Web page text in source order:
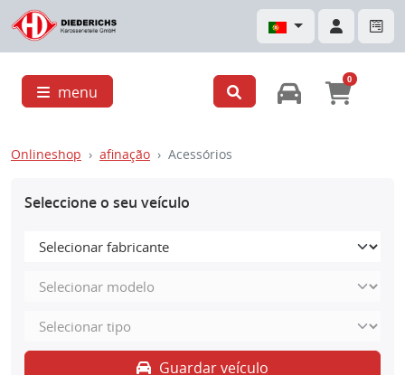
menu
0
Onlineshop afinação Acessórios
Seleccione o seu veículo
Guardar veículo